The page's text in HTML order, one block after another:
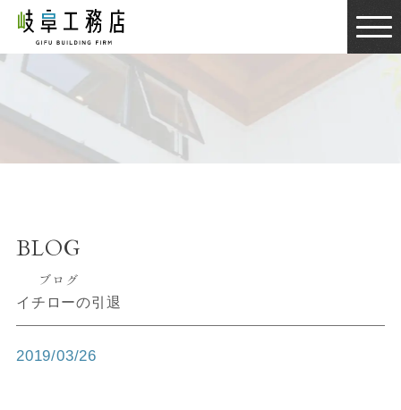
BLOG
ブログ
BLOG
ブログ
イチローの引退
2019/03/26